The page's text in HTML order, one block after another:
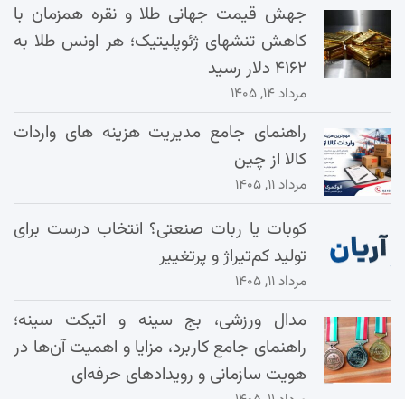
جهش قیمت جهانی طلا و نقره همزمان با
کاهش تنشهای ژئوپلیتیک؛ هر اونس طلا به
۴۱۶۲ دلار رسید
مرداد ۱۴, ۱۴۰۵
راهنمای جامع مدیریت هزینه‌ های واردات
کالا از چین
مرداد ۱۱, ۱۴۰۵
کوبات یا ربات صنعتی؟ انتخاب درست برای
تولید کم‌تیراژ و پرتغییر
مرداد ۱۱, ۱۴۰۵
مدال ورزشی، بج سینه و اتیکت سینه؛
راهنمای جامع کاربرد، مزایا و اهمیت آن‌ها در
هویت سازمانی و رویدادهای حرفه‌ای